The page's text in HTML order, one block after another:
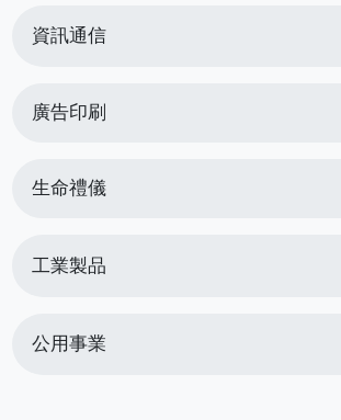
資訊通信
廣告印刷
生命禮儀
工業製品
公用事業